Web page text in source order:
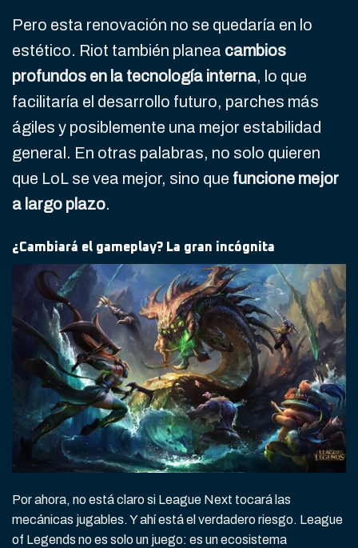
Pero esta renovación no se quedaría en lo
estético. Riot también planea cambios
profundos en la tecnología interna, lo que
facilitaría el desarrollo futuro, parches más
ágiles y posiblemente una mejor estabilidad
general. En otras palabras, no solo quieren
que LoL se vea mejor, sino que funcione mejor
a largo plazo.
¿Cambiará el gameplay? La gran incógnita
Por ahora, no está claro si League Next tocará las
mecánicas jugables. Y ahí está el verdadero riesgo. League
of Legends no es solo un juego: es un ecosistema